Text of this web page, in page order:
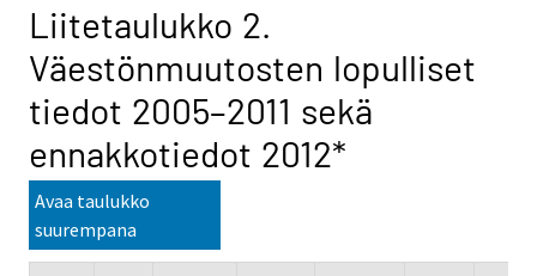
Liitetaulukko 2.
Väestönmuutosten lopulliset
tiedot 2005–2011 sekä
ennakkotiedot 2012*
Avaa taulukko
suurempana